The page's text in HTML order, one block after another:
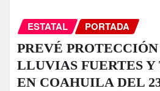
ESTATAL PORTADA
PREVÉ
LLUVIAS FUERTES Y
EN COAHUILA DEL